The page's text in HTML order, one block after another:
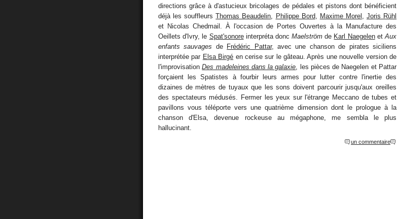
directions grâce à d'astucieux bricolages de pédales et pistons dont bénéficient
déjà les souffleursThomas Beaudelin Philippe Bord Maxime Morel
Joris Rühl
et Nicolas Chedmail. À l'occasion de Portes Ouvertes à la Manufacture des
Oeillets d'Ivry, le Spat'sonoreinterpréta doncMaelström de Karl NaegelenetAux
enfants sauvages de Frédéric Pattar, avec une chanson de pirates siciliens
interprétée par Elsa Birgé en cerise sur le gâteau. Après une nouvelle version de
l'improvisationDes madeleines dans la galaxie , les pièces de Naegelen et Pattar
forçaient les Spatistes à fourbir leurs armes pour lutter contre l'inertie des
dizaines de mètres de tuyaux que les sons doivent parcourir jusqu'aux oreilles
des spectateurs médusés. Fermer les yeux sur l'étrange Meccano de tubes et
pavillons vous téléporte vers une quatrième dimension dont le prologue à la
chanson d'Elsa, devenue rockeuse au mégaphone, me sembla le plus
hallucinant.
un commentaire